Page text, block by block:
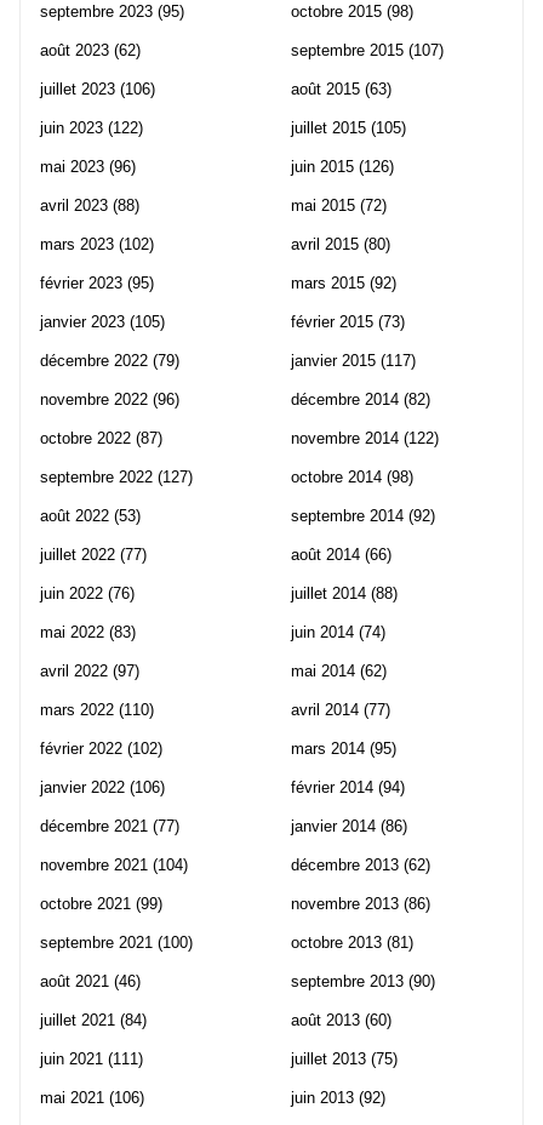
septembre 2023 (95)
août 2023 (62)
juillet 2023 (106)
juin 2023 (122)
mai 2023 (96)
avril 2023 (88)
mars 2023 (102)
février 2023 (95)
janvier 2023 (105)
décembre 2022 (79)
novembre 2022 (96)
octobre 2022 (87)
septembre 2022 (127)
août 2022 (53)
juillet 2022 (77)
juin 2022 (76)
mai 2022 (83)
avril 2022 (97)
mars 2022 (110)
février 2022 (102)
janvier 2022 (106)
décembre 2021 (77)
novembre 2021 (104)
octobre 2021 (99)
septembre 2021 (100)
août 2021 (46)
juillet 2021 (84)
juin 2021 (111)
mai 2021 (106)
octobre 2015 (98)
septembre 2015 (107)
août 2015 (63)
juillet 2015 (105)
juin 2015 (126)
mai 2015 (72)
avril 2015 (80)
mars 2015 (92)
février 2015 (73)
janvier 2015 (117)
décembre 2014 (82)
novembre 2014 (122)
octobre 2014 (98)
septembre 2014 (92)
août 2014 (66)
juillet 2014 (88)
juin 2014 (74)
mai 2014 (62)
avril 2014 (77)
mars 2014 (95)
février 2014 (94)
janvier 2014 (86)
décembre 2013 (62)
novembre 2013 (86)
octobre 2013 (81)
septembre 2013 (90)
août 2013 (60)
juillet 2013 (75)
juin 2013 (92)